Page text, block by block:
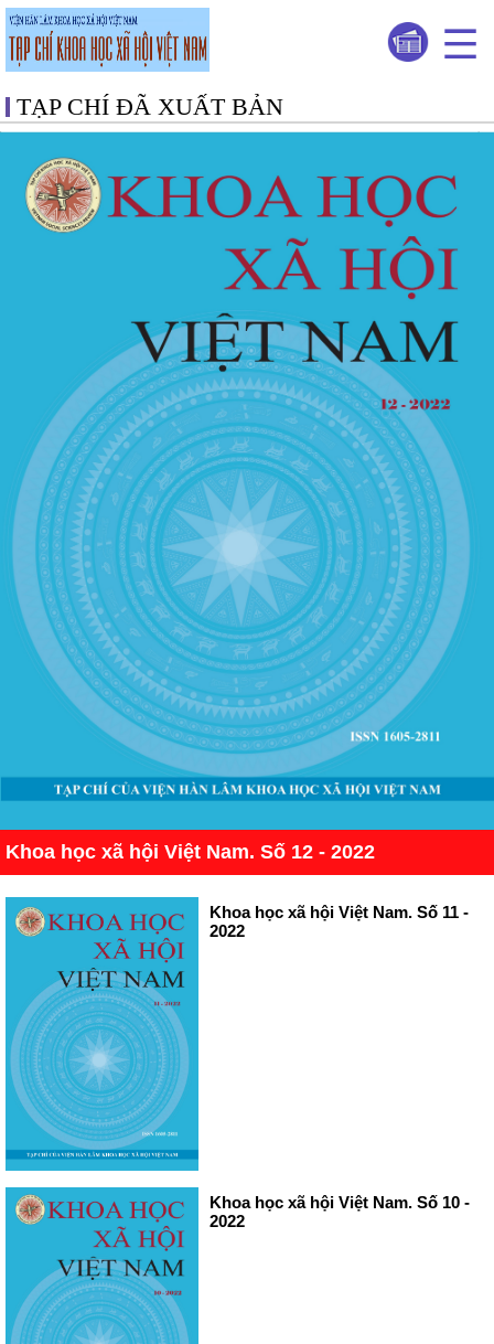
TẠP CHÍ ĐÃ XUẤT BẢN
Khoa học xã hội Việt Nam. Số 12 - 2022
Khoa học xã hội Việt Nam. Số 11 -
2022
Khoa học xã hội Việt Nam. Số 10 -
2022